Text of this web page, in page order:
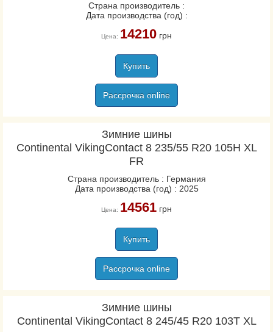
Страна производитель :
Дата производства (год) :
Цена: 14210грн
Купить
Рассрочка online
Зимние шины
Continental VikingContact 8 235/55 R20 105H XL
FR
Страна производитель : Германия
Дата производства (год) : 2025
Цена: 14561грн
Купить
Рассрочка online
Зимние шины
Continental VikingContact 8 245/45 R20 103T XL